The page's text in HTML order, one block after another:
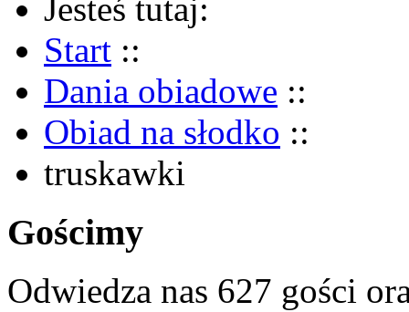
Jesteś tutaj:
Start ::
Dania obiadowe ::
Obiad na słodko ::
truskawki
Gościmy
Odwiedza nas 627 gości